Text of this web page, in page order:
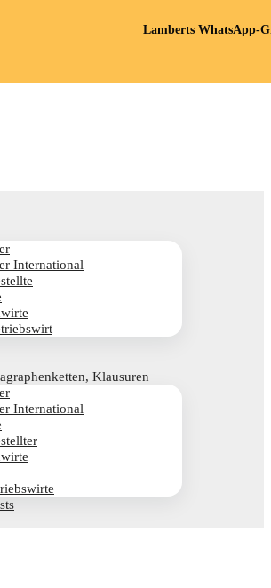
International
Klausuren
International
Lamberts WhatsApp-